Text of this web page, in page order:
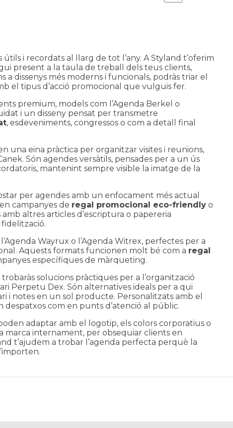
i recordats al llarg de tot l’any. A Styland t’oferim
present a la taula de treball dels teus clients,
a dissenys més moderns i funcionals, podràs triar el
el tipus d’acció promocional que vulguis fer.
premium, models com l’Agenda Berkel o
i un disseny pensat per transmetre
, esdeveniments, congressos o com a detall final
una eina pràctica per organitzar visites i reunions,
. Són agendes versàtils, pensades per a un ús
mantenint sempre visible la imatge de la
per agendes amb un enfocament més actual
campanyes de regal promocional eco-friendly o
altres articles d’escriptura o papereria
Agenda Wayrux o l’Agenda Witrex, perfectes per a
Aquests formats funcionen molt bé com a regal
específiques de màrqueting.
solucions pràctiques per a l’organització
Perpetu Dex. Són alternatives ideals per a qui
i notes en un sol producte. Personalitzats amb el
com en punts d’atenció al públic.
adaptar amb el logotip, els colors corporatius o
marca internament, per obsequiar clients en
t’ajudem a trobar l’agenda perfecta perquè la